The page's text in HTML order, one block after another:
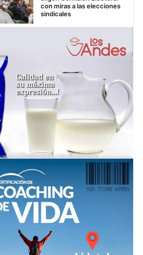
con miras a las elecciones
sindicales